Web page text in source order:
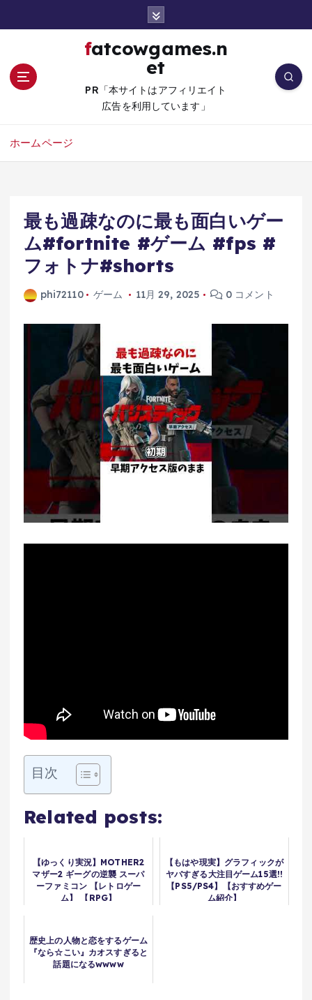
fatcowgames.n
et
PR「本サイトはアフィリエイト
広告を利用しています」
ホームページ
最も過疎なのに最も面白いゲー
ム#fortnite #ゲーム #fps #
フォトナ#shorts
phi72110 ゲーム 11月 29, 2025 0 コメント
目次
Related posts:
【ゆっくり実況】MOTHER2
マザー2 ギーグの逆襲 スーパ
ーファミコン 【レトロゲー
ム】 【RPG】
【もはや現実】グラフィックが
ヤバすぎる大注目ゲーム15選!!
【PS5/PS4】【おすすめゲー
ム紹介】
歴史上の人物と恋をするゲーム
『なら☆こい』カオスすぎると
話題になるwwww